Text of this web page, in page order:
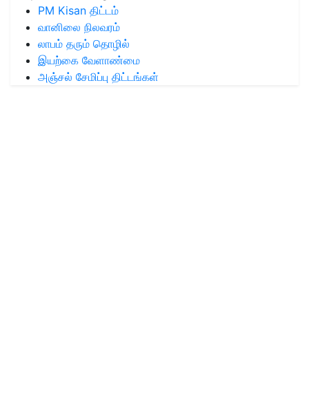
PM Kisan திட்டம்
வானிலை நிலவரம்
லாபம் தரும் தொழில்
இயற்கை வேளாண்மை
அஞ்சல் சேமிப்பு திட்டங்கள்